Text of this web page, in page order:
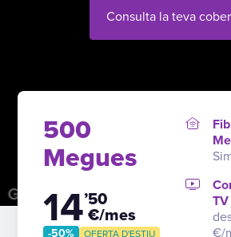
Tecles de drecera
Consulta la teva
500
Megues
14’50
€/mes
-50% OFERTA D'ESTIU
TV
€/